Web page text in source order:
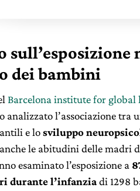
dei bambini
Barcelona institute for global
analizzato l’associazione tra
e losviluppo
le abitudini delle madri
esaminato l’esposizione a
durante l’infanziadi 1298